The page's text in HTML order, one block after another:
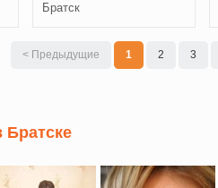
Братск
< Предыдущие 1 2 3
Братске